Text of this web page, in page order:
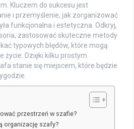
Kluczem do sukcesu jest
i przemyślenie, jak zorganizować
funkcjonalna i estetyczna. Odkryj,
zastosować skuteczne metody
typowych błędów, które mogą
życie. Dzięki kilku prostym
stanie się miejscem, które będzie
przestrzeń w szafie?
organizację szafy?